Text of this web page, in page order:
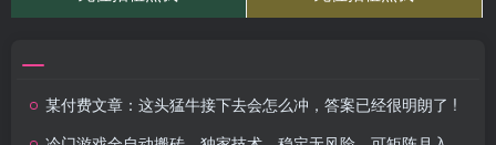
某付费文章：这头猛牛接下去会怎么冲，答案已经很明朗了 !